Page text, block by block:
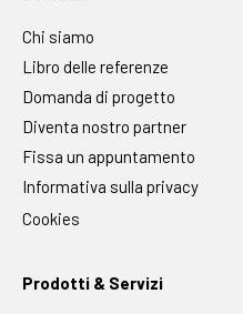
Chi siamo
Libro delle referenze
Domanda di progetto
Diventa nostro partner
Fissa un appuntamento
Informativa sulla privacy
Cookies
Prodotti & Servizi